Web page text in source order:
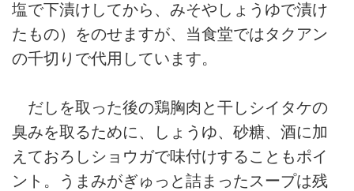
塩で下漬けしてから、みそやしょうゆで漬け
たもの）をのせますが、当食堂ではタクアン
の千切りで代用しています。
だしを取った後の鶏胸肉と干しシイタケの
臭みを取るために、しょうゆ、砂糖、酒に加
えておろしショウガで味付けすることもポイ
ント。うまみがぎゅっと詰まったスープは残